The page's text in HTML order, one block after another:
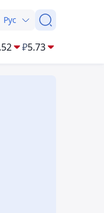
Рус
₽5.73